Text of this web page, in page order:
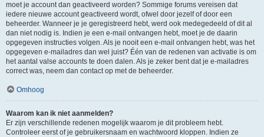
moet je account dan geactiveerd worden? Sommige forums vereisen dat
iedere nieuwe account geactiveerd wordt, ofwel door jezelf of door een
beheerder. Wanneer je je geregistreerd hebt, werd ook medegedeeld of dit al
dan niet nodig is. Indien je een e-mail ontvangen hebt, moet je de daarin
opgegeven instructies volgen. Als je nooit een e-mail ontvangen hebt, was het
opgegeven e-mailadres dan wel juist? Één van de redenen van activatie is om
het aantal valse accounts te doen dalen. Als je zeker bent dat je e-mailadres
correct was, neem dan contact op met de beheerder.
Omhoog
Waarom kan ik niet aanmelden?
Er zijn verschillende redenen mogelijk waarom je dit probleem hebt.
Controleer eerst of je gebruikersnaam en wachtwoord kloppen. Indien ze